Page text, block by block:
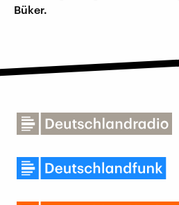
Büker.